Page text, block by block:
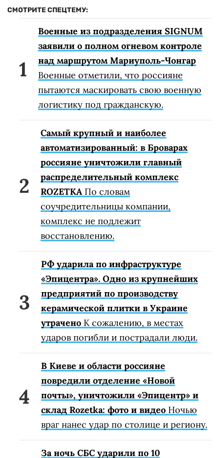
СМОТРИТЕ СПЕЦТЕМУ:
Военные из подразделения SIGNUM
заявили о полном огневом контроле
над маршрутом Мариуполь-Чонгар
Военные отметили, что россияне
пытаются маскировать свою военную
логистику под гражданскую.
Самый крупный и наиболее
автоматизированный: в Броварах
россияне уничтожили главный
распределительный комплекс
ROZETKA По словам
соучредительницы компании,
комплекс не подлежит
восстановлению.
РФ ударила по инфраструктуре
«Эпицентра». Одно из крупнейших
предприятий по производству
керамической плитки в Украине
утрачено К сожалению, в местах
ударов погибли и пострадали люди.
В Киеве и области россияне
повредили отделение «Новой
почты», уничтожили «Эпицентр» и
склад Rozetka: фото и видео Ночью
враг нанес удар по столице и региону.
За ночь СБС ударили по 10